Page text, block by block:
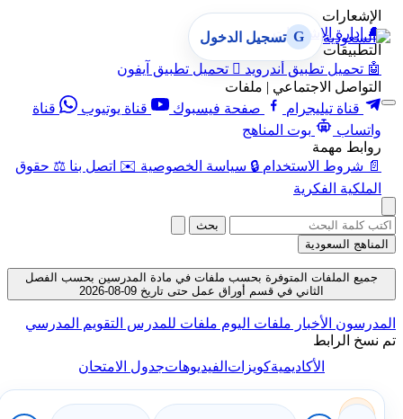
الإشعارات
🔔 إدارة الإشعارات
التطبيقات
🤖 تحميل تطبيق أندرويد  تحميل تطبيق آيفون
التواصل الاجتماعي | ملفات
قناة تيليجرام
صفحة فيسبوك قناة يوتيوب
قناة
واتساب
بوت المناهج
روابط مهمة
📄 شروط الاستخدام 🔒 سياسة الخصوصية ✉️ اتصل بنا ⚖️ حقوق
الملكية الفكرية
G تسجيل الدخول
بحث
المناهج السعودية
جميع الملفات المتوفرة بحسب ملفات في مادة المدرسين بحسب الفصل
الثاني في قسم أوراق عمل حتى تاريخ 09-08-2026
المدرسون الأخبار ملفات اليوم ملفات للمدرس التقويم المدرسي
تم نسخ الرابط
الأكاديميةكويزاتالفيديوهاتجدول الامتحان